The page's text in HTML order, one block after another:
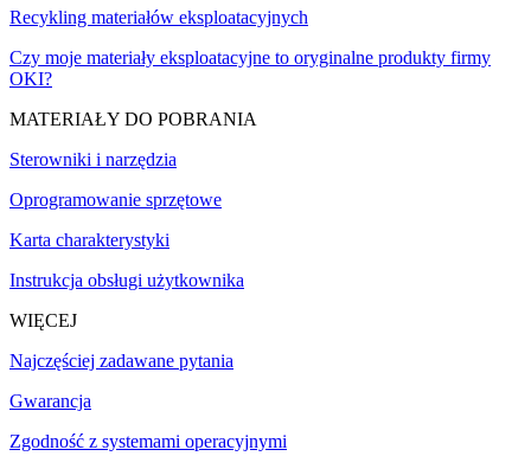
Recykling materiałów eksploatacyjnych
Czy moje materiały eksploatacyjne to oryginalne produkty firmy
OKI?
MATERIAŁY DO POBRANIA
Sterowniki i narzędzia
Oprogramowanie sprzętowe
Karta charakterystyki
Instrukcja obsługi użytkownika
WIĘCEJ
Najczęściej zadawane pytania
Gwarancja
Zgodność z systemami operacyjnymi